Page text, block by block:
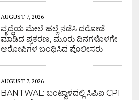
AUGUST 7, 2026
ವೃದ್ಧೆಯ ಮೇಲೆ ಹಲ್ಲೆ ನಡೆಸಿ ದರೋಡೆ
ಮಾಡಿದ ಪ್ರಕರಣ, ಮೂರು ದಿನಗಳೊಳಗೇ
ಆರೋಪಿಗಳ ಬಂಧಿಸಿದ ಪೊಲೀಸರು
AUGUST 7, 2026
BANTWAL: ಬಂಟ್ವಾಳದಲ್ಲಿ ಸಿಪಿಐ CPI